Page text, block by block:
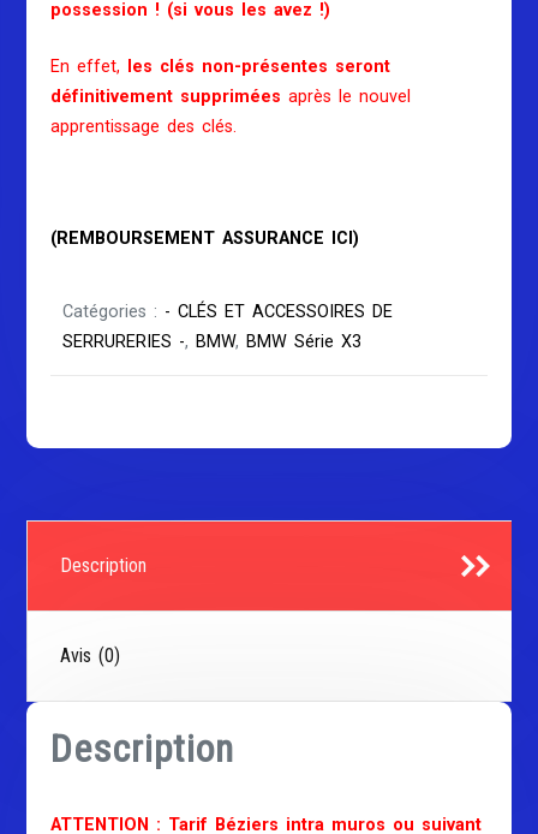
possession ! (si vous les avez !)
En effet, les clés non-présentes seront
définitivement supprimées après le nouvel
apprentissage des clés.
(REMBOURSEMENT ASSURANCE ICI)
Catégories : - CLÉS ET ACCESSOIRES DE
SERRURERIES -, BMW, BMW Série X3
Description
Avis (0)
Description
ATTENTION : Tarif Béziers intra muros ou suivant